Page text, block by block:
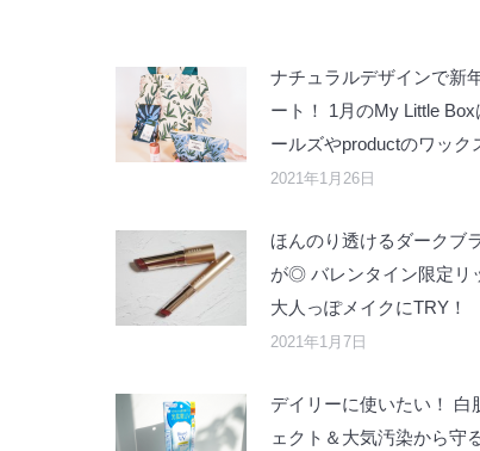
ナチュラルデザインで新
ート！ 1月のMy Little Box
ールズやproductのワック
2021年1月26日
ほんのり透けるダークブ
が◎ バレンタイン限定リ
大人っぽメイクにTRY！
2021年1月7日
デイリーに使いたい！ 白
ェクト＆大気汚染から守